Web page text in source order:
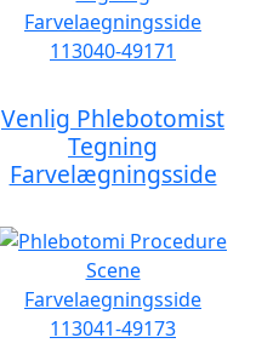
Venlig Phlebotomist
Tegning
Farvelægningsside